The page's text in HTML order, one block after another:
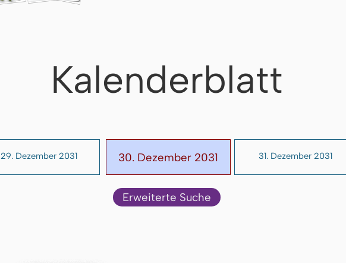
Kalenderblatt
29. Dezember 2031 30. Dezember 2031 31. Dezember 2031
Erweiterte Suche